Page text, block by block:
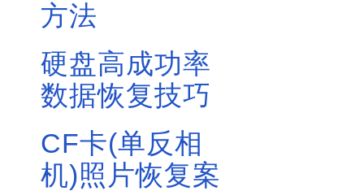
方法
硬盘高成功率
数据恢复技巧
CF卡(单反相
机)照片恢复案